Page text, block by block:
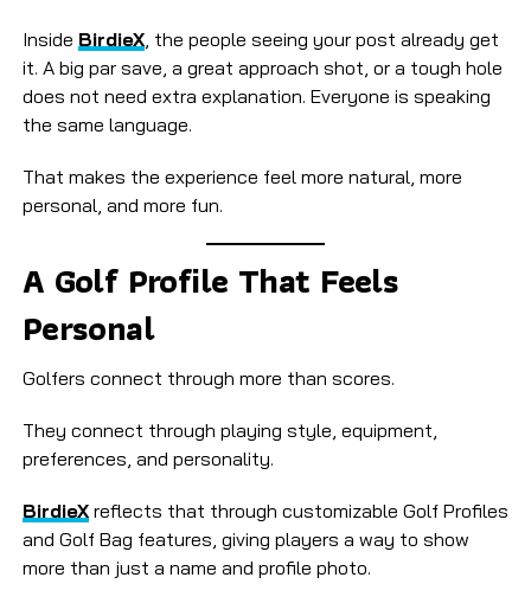
Inside BirdieX, the people seeing your post already get
it. A big par save, a great approach shot, or a tough hole
does not need extra explanation. Everyone is speaking
the same language.
That makes the experience feel more natural, more
personal, and more fun.
A Golf Profile That Feels
Personal
Golfers connect through more than scores.
They connect through playing style, equipment,
preferences, and personality.
BirdieXreflects that through customizable Golf Profiles
and Golf Bag features, giving players a way to show
more than just a name and profile photo.